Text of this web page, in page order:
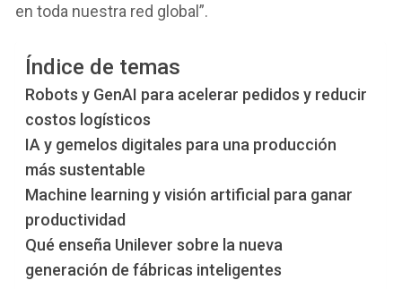
en toda nuestra red global”.
Índice de temas
Robots y GenAI para acelerar pedidos y reducir
costos logísticos
IA y gemelos digitales para una producción
más sustentable
Machine learning y visión artificial para ganar
productividad
Qué enseña Unilever sobre la nueva
generación de fábricas inteligentes